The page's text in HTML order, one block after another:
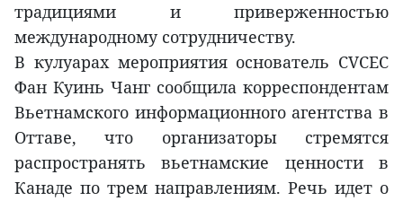
традициями и приверженностью
международному сотрудничеству.
В кулуарах мероприятия основатель CVCEC
Фан Куинь Чанг сообщила корреспондентам
Вьетнамского информационного агентства в
Оттаве, что организаторы стремятся
распространять вьетнамские ценности в
Канаде по трем направлениям. Речь идет о